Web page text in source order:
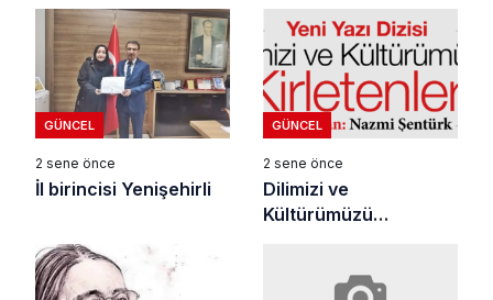
GÜNCEL
2 sene önce
İl birincisi Yenişehirli
GÜNCEL
2 sene önce
Dilimizi ve
Kültürümüzü